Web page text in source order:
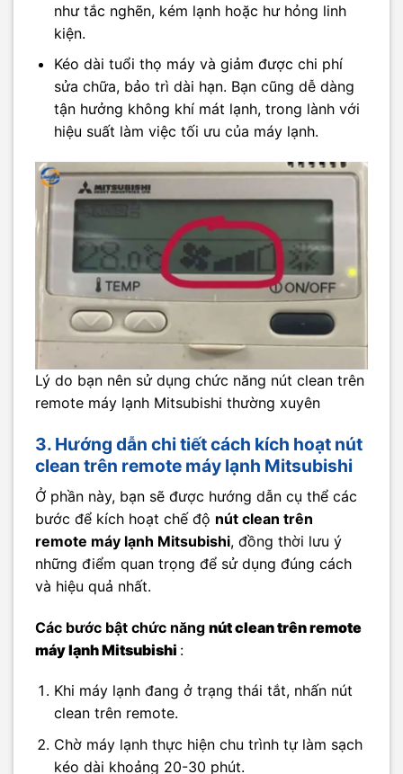
như tắc nghẽn, kém lạnh hoặc hư hỏng linh
kiện.
Kéo dài tuổi thọ máy và giảm được chi phí
sửa chữa, bảo trì dài hạn. Bạn cũng dễ dàng
tận hưởng không khí mát lạnh, trong lành với
hiệu suất làm việc tối ưu của máy lạnh.
Lý do bạn nên sử dụng chức năng nút clean trên
remote máy lạnh Mitsubishi thường xuyên
3. Hướng dẫn chi tiết cách kích hoạt nút
clean trên remote máy lạnh Mitsubishi
Ở phần này, bạn sẽ được hướng dẫn cụ thể các
bước để kích hoạt chế độ nút clean trên
remote máy lạnh Mitsubishi, đồng thời lưu ý
những điểm quan trọng để sử dụng đúng cách
và hiệu quả nhất.
Các bước bật chức năng nút clean trên remote
máy lạnh Mitsubishi :
Khi máy lạnh đang ở trạng thái tắt, nhấn nút
clean trên remote.
Chờ máy lạnh thực hiện chu trình tự làm sạch
kéo dài khoảng 20-30 phút.